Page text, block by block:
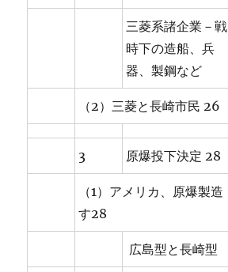
三菱系諸企業－戦
時下の造船、兵
器、製鋼など
（2）三菱と長崎市民 26
3 原爆投下決定 28
（1）アメリカ、原爆製造
す28
広島型と長崎型